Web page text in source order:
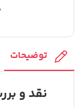
توضیحات
نقد و